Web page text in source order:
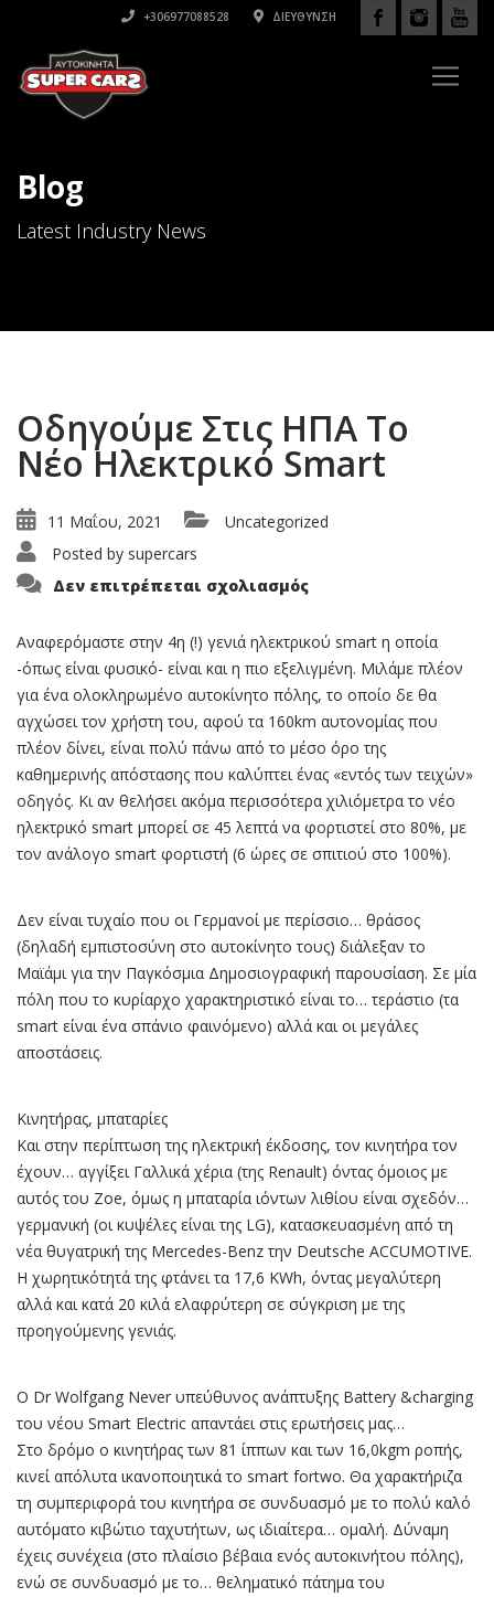
+306977088528 ΔΙΕΎΘΥΝΣΗ
Blog
Latest Industry News
Οδηγούμε Στις ΗΠΑ Tο
Nέο Hλεκτρικό Smart
11 Μαΐου, 2021
Uncategorized
Posted by supercars
Δεν επιτρέπεται σχολιασμόςστο
Οδηγούμε
Tο
Nέο
Hλεκτρικό
Smart
Αναφερόμαστε στην 4η (!) γενιά ηλεκτρικού smart η οποία
-όπως είναι φυσικό- είναι και η πιο εξελιγμένη. Μιλάμε πλέον
για ένα ολοκληρωμένο αυτοκίνητο πόλης, το οποίο δε θα
αγχώσει τον χρήστη του, αφού τα 160km αυτονομίας που
πλέον δίνει, είναι πολύ πάνω από το μέσο όρο της
καθημερινής απόστασης που καλύπτει ένας «εντός των τειχών»
οδηγός. Κι αν θελήσει ακόμα περισσότερα χιλιόμετρα το νέο
ηλεκτρικό smart μπορεί σε 45 λεπτά να φορτιστεί στο 80%, με
τον ανάλογο smart φορτιστή (6 ώρες σε σπιτιού στο 100%).
Δεν είναι τυχαίο που οι Γερμανοί με περίσσιο… θράσος
(δηλαδή εμπιστοσύνη στο αυτοκίνητο τους) διάλεξαν το
Μαϊάμι για την Παγκόσμια Δημοσιογραφική παρουσίαση. Σε μία
πόλη που το κυρίαρχο χαρακτηριστικό είναι το… τεράστιο (τα
smart είναι ένα σπάνιο φαινόμενο) αλλά και οι μεγάλες
αποστάσεις.
Κινητήρας, μπαταρίες
Και στην περίπτωση της ηλεκτρική έκδοσης, τον κινητήρα τον
έχουν… αγγίξει Γαλλικά χέρια (της Renault) όντας όμοιος με
αυτός του Zoe, όμως η μπαταρία ιόντων λιθίου είναι σχεδόν…
γερμανική (οι κυψέλες είναι της LG), κατασκευασμένη από τη
νέα θυγατρική της Mercedes-Benz την Deutsche ACCUMOTIVE.
Η χωρητικότητά της φτάνει τα 17,6 KWh, όντας μεγαλύτερη
αλλά και κατά 20 κιλά ελαφρύτερη σε σύγκριση με της
προηγούμενης γενιάς.
O Dr Wolfgang Never υπεύθυνος ανάπτυξης Battery &charging
του νέου Smart Electric απαντάει στις ερωτήσεις μας…
Στο δρόμο ο κινητήρας των 81 ίππων και των 16,0kgm ροπής,
κινεί απόλυτα ικανοποιητικά το smart fortwo. Θα χαρακτήριζα
τη συμπεριφορά του κινητήρα σε συνδυασμό με το πολύ καλό
αυτόματο κιβώτιο ταχυτήτων, ως ιδιαίτερα… ομαλή. Δύναμη
έχεις συνέχεια (στο πλαίσιο βέβαια ενός αυτοκινήτου πόλης),
ενώ σε συνδυασμό με το… θεληματικό πάτημα του